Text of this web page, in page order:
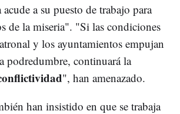
acude a su puesto de trabajo para
de la miseria". "Si las condiciones
y los ayuntamientos empujan
podredumbre, continuará la
", han amenazado.
han insistido en que se trabaja